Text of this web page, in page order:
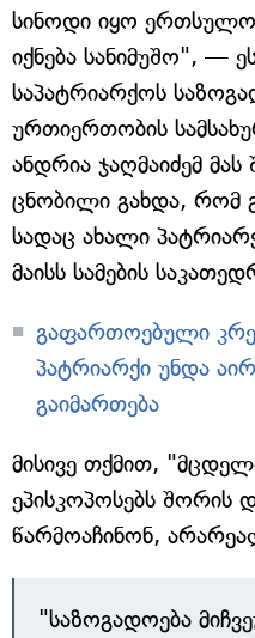
სინოდი იყო
იქნება სანიმუშო", —
საპატრიარქოს
ურთიერთობის
ანდრია ჯაღმაიძემ
ცნობილი გახდა, რომ
სადაც ახალი
მაისს სამების
გაფართოებული
პატრიარქი უნდა
გაიმართება
მისივე თქმით,
ეპისკოპოსებს შორის
წარმოაჩინონ,
"საზოგადოება